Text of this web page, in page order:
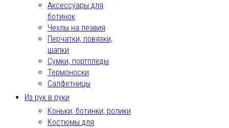
Аксессуары для
ботинок
Чехлы на лезвия
Перчатки, повязки,
шапки
Сумки, портпледы
Термоноски
Салфетницы
Из рук в руки
Коньки, ботинки, ролики
Костюмы для